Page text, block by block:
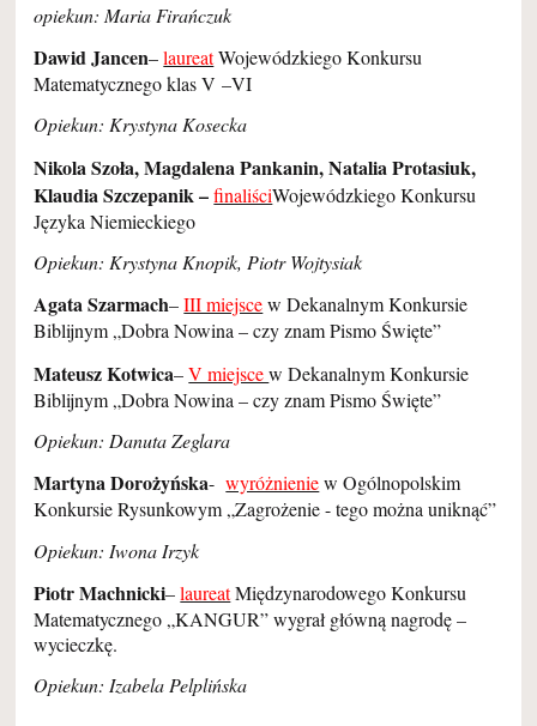
opiekun: Maria Firańczuk
Dawid Jancen–laureatWojewódzkiego Konkursu
Matematycznego klas V –VI
Opiekun: Krystyna Kosecka
Nikola Szoła, Magdalena Pankanin, Natalia Protasiuk,
Klaudia Szczepanik –finaliściWojewódzkiego Konkursu
Języka Niemieckiego
Opiekun: Krystyna Knopik, Piotr Wojtysiak
Agata Szarmach–III miejscew Dekanalnym Konkursie
Biblijnym „Dobra Nowina – czy znam Pismo Święte”
Mateusz Kotwica–V miejscew Dekanalnym Konkursie
Biblijnym „Dobra Nowina – czy znam Pismo Święte”
Opiekun: Danuta Zeglara
Martyna Dorożyńska-wyróżnieniew Ogólnopolskim
Konkursie Rysunkowym „Zagrożenie - tego można uniknąć”
Opiekun: Iwona Irzyk
Piotr Machnicki–laureatMiędzynarodowego Konkursu
Matematycznego „KANGUR” wygrał główną nagrodę –
wycieczkę.
Opiekun: Izabela Pelplińska